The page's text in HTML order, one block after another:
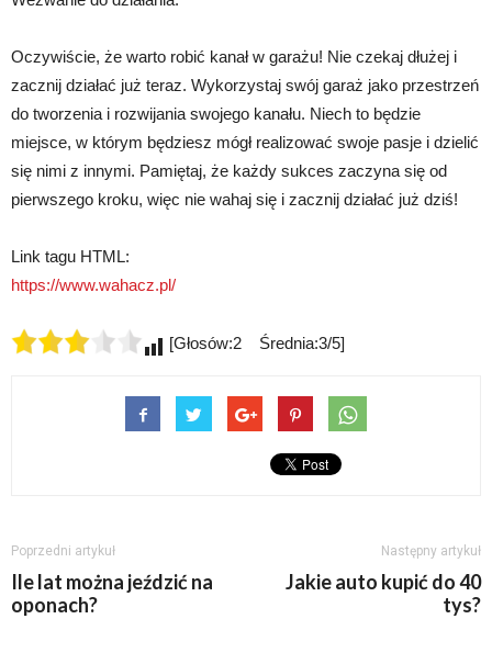
Oczywiście, że warto robić kanał w garażu! Nie czekaj dłużej i
zacznij działać już teraz. Wykorzystaj swój garaż jako przestrzeń
do tworzenia i rozwijania swojego kanału. Niech to będzie
miejsce, w którym będziesz mógł realizować swoje pasje i dzielić
się nimi z innymi. Pamiętaj, że każdy sukces zaczyna się od
pierwszego kroku, więc nie wahaj się i zacznij działać już dziś!
Link tagu HTML:
https://www.wahacz.pl/
[Głosów:2 Średnia:3/5]
Poprzedni artykuł
Ile lat można jeździć na
oponach?
Następny artykuł
Jakie auto kupić do 40
tys?